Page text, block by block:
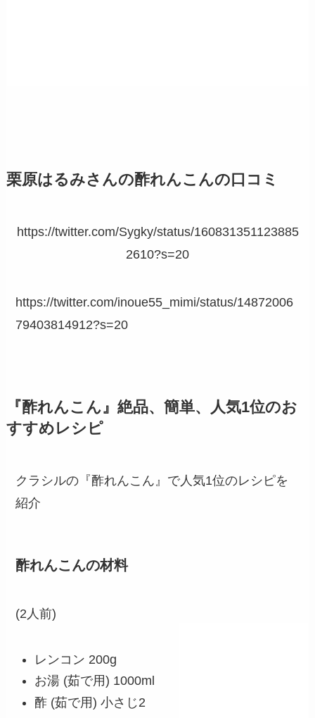
栗原はるみさんの酢れんこんの口コミ
https://twitter.com/Sygky/status/160831351123885
2610?s=20
https://twitter.com/inoue55_mimi/status/14872006
79403814912?s=20
『酢れんこん』絶品、簡単、人気1位のお
すすめレシピ
クラシルの『酢れんこん』で人気1位のレシピを
紹介
酢れんこんの材料
(2人前)
レンコン 200g
お湯 (茹で用) 1000ml
酢 (茹で用) 小さじ2